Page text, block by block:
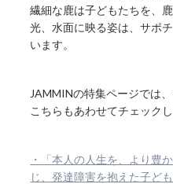
繊細な鹿は子どもたちを、
光、水面に映る姿は、サポ
います。
JAMMINの特集ページでは
こちらもあわせてチェック
・「本人の人生を、より豊
じ、発達障害を抱えた子ど